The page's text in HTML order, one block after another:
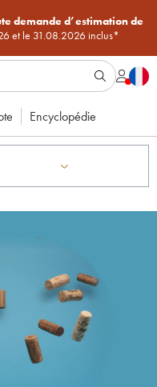
demande d’estimation de
et le 31.08.2026 inclus*
Encyclopédie